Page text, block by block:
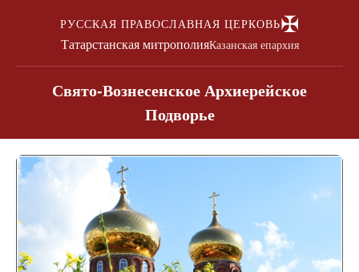
РУССКАЯ ПРАВОСЛАВНАЯ ЦЕРКОВЬ✠
Татарстанская митрополияКазанская епархия
Свято-Вознесенское Архиерейское
Подворье